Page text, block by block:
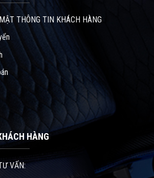
THÔNG TIN KHÁCH HÀNG
HÀNG
VẤN: